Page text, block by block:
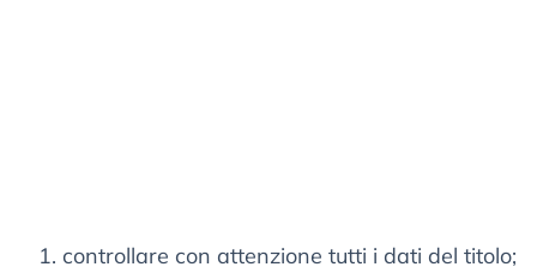
controllare con attenzione tutti i dati del titolo;